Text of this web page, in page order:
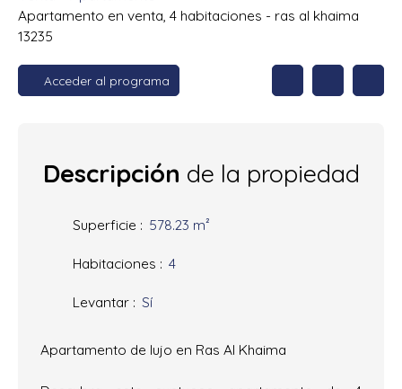
Apartamento en venta, 4 habitaciones - ras al khaima
13235
Acceder al programa
Descripción de la propiedad
Superficie : 578.23 m²
Habitaciones : 4
Levantar : Sí
Apartamento de lujo en Ras Al Khaima